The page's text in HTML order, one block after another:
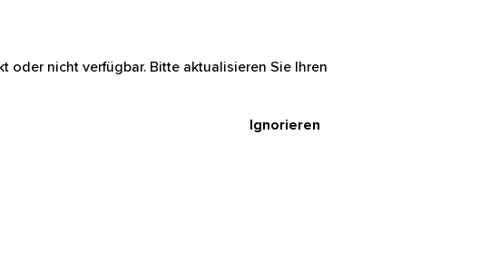
oder nicht verfügbar. Bitte aktualisieren Sie Ihren
Ignorieren